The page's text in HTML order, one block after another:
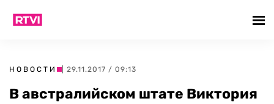
НОВОСТИ | 29.11.2017 / 09:13
В австралийском штате Виктория